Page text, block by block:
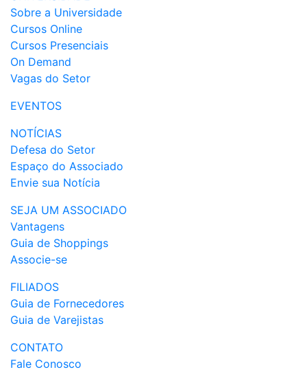
Sobre a Universidade
Cursos Online
Cursos Presenciais
On Demand
Vagas do Setor
EVENTOS
NOTÍCIAS
Defesa do Setor
Espaço do Associado
Envie sua Notícia
SEJA UM ASSOCIADO
Vantagens
Guia de Shoppings
Associe-se
FILIADOS
Guia de Fornecedores
Guia de Varejistas
CONTATO
Fale Conosco